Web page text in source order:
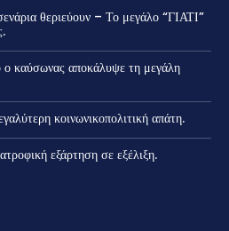
θεριεύουν – Το μεγάλο “ΓΙΑΤΙ”
ο καύσωνας αποκάλυψε τη μεγάλη
κοινωνικοπολιτική απάτη.
εξάρτηση σε εξέλιξη.